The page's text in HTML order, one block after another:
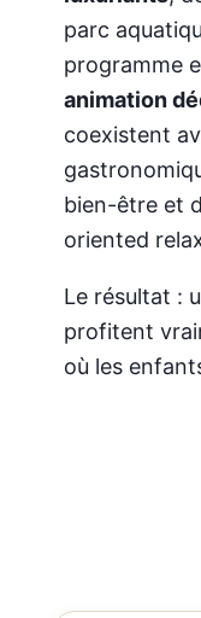
parc
programme
animation
coexistent
bien-être et
oriented
Le résultat :
profitent
où les